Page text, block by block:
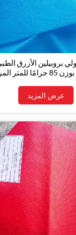
بروبيلين الأزرق
المنسوج بوزن 85 جرامًا للمتر
عرض المزيد